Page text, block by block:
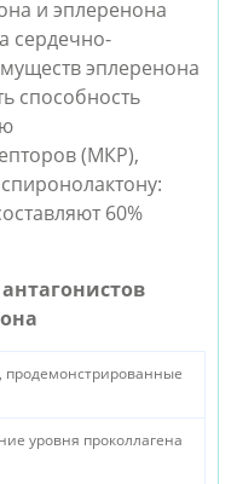
и эплеренона
сердечно-
эплеренона
способность
(МКР),
60%
уровня проколлагена